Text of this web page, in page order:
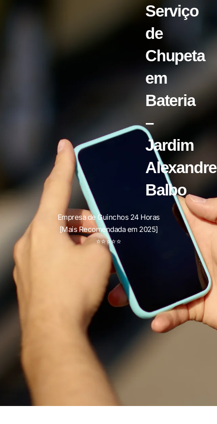
Serviço
de
Chupeta
em
Bateria
–
Jardim
Alexandre
Balbo
Empresa de Guinchos 24 Horas
[Mais Recomendada em 2025]
⭐⭐⭐⭐⭐